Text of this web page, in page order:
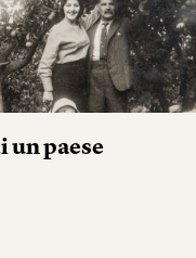
un paese